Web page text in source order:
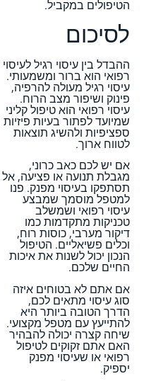
הטיפולים במקביל.
לסיכום
ההבדל בין עיסוי רגיל לעיסוי
רפואי הוא ברור ומשמעותי.
עיסוי רגיל מעולה להרפיה,
פינוק ושיפור מצב הרוח.
עיסוי רפואי הוא טיפול קליני
שמיועד לפתור בעיות פיזיות
ספציפיות ולהשיג תוצאות
לטווח ארוך.
אם יש לכם כאב כרוני,
מגבלת תנועה או פציעה, אל
תסתפקו בעיסוי מפנק. פנו
למטפל מוסמך שמבצע
עיסוי רפואי ושמשלב
טכניקות מתקדמות כמו
דיקור מערבי, כוסות רוח,
וכלים פשיאליים. הטיפול
הנכון יכול לשנות את איכות
החיים שלכם.
אם אתם לא בטוחים איזה
סוג עיסוי מתאים לכם,
הדרך הטובה ביותר היא
להתייעץ עם מטפל מקצועי.
שיחה קצרה יכולה להבהיר
האם אתם זקוקים לטיפול
רפואי או שעיסוי מפנק
יספיק.